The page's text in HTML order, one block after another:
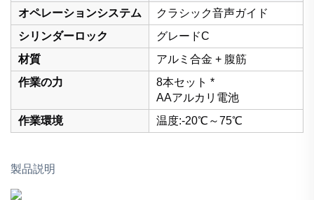
オペレーションシステム
クラシック音声ガイド
シリンダーロック
グレードC
材質
アルミ合金 + 腹筋
作業の力
8本セット *
AAアルカリ電池
作業環境
温度:-20℃～75℃
製品説明